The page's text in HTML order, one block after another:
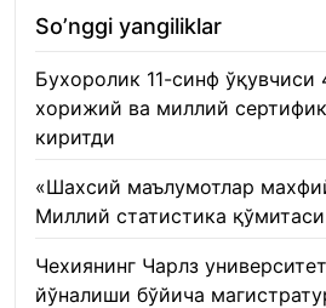
So’nggi yangiliklar
Бухоролик 11-синф ўқувчиси
хорижий ва миллий
киритди
«Шахсий маълумотлар
Миллий статистика
Чехиянинг Чарлз
йўналиши бўйича